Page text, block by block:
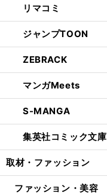
リマコミ
ジャンプTOON
ZEBRACK
マンガMeets
S-MANGA
集英社コミック文庫
取材・ファッション
ファッション・美容